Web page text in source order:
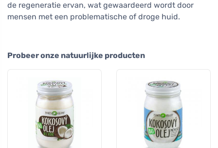
de regeneratie ervan, wat gewaardeerd wordt door
mensen met een problematische of droge huid.
Probeer onze natuurlijke producten